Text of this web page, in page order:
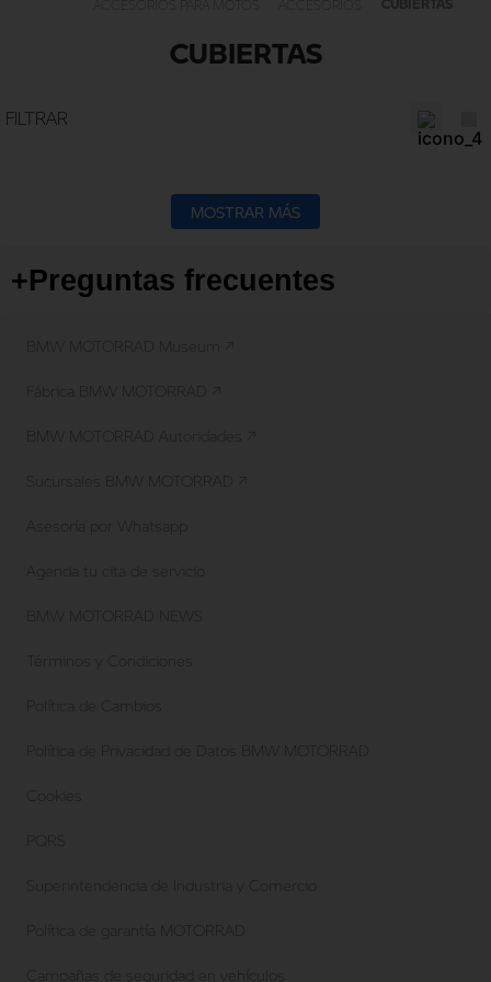
CUBIERTAS
MOSTRAR MÁS
+Preguntas frecuentes
BMW MOTORRAD Museum ↗
Fábrica BMW MOTORRAD ↗
BMW MOTORRAD Autoridades ↗
Sucursales BMW MOTORRAD ↗
BMW MOTORRAD NEWS
Política de Privacidad de Datos BMW MOTORRAD
Política de garantía MOTORRAD